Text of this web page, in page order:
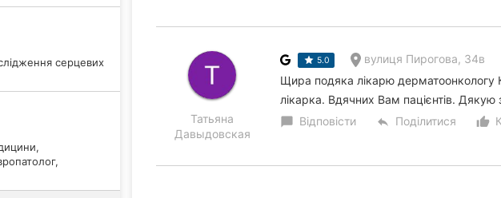
серцевих
Татьяна
Давыдовская
5.0 вулиця Пирогова, 34в
Щира подяка лікарю дерматоонкологу
лікарка. Вдячних Вам пацієнтів. Дякую
chat_bubble Відповісти reply Поділитися